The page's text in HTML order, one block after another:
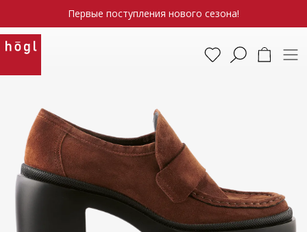
Первые поступления нового сезона!